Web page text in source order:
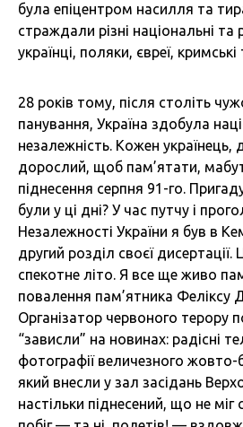
була епіцентром насилля та
страждали різні національні та
українці, поляки, євреї,
28 років тому, після століть
панування, Україна здобула
незалежність. Кожен українець,
дорослий, щоб пам’ятати,
піднесення серпня 91-го.
були у ці дні? У час путчу і
Незалежності України я був в
другий розділ своєї
спекотне літо. Я все ще живо
повалення пам’ятника Феліксу
Організатор червоного терору
“зависли” на новинах: радісні
фотографії величезного
який внесли у зал засідань
настільки піднесений, що не міг